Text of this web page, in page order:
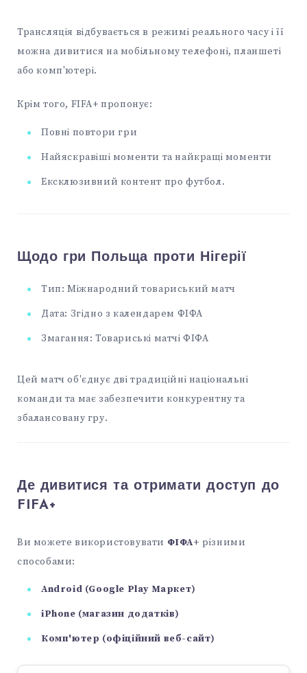
Трансляція відбувається в режимі реального часу і її
можна дивитися на мобільному телефоні, планшеті
або комп'ютері.
Крім того, FIFA+ пропонує:
Повні повтори гри
Найяскравіші моменти та найкращі моменти
Ексклюзивний контент про футбол.
Щодо гри Польща проти Нігерії
Тип: Міжнародний товариський матч
Дата: Згідно з календарем ФІФА
Змагання: Товариські матчі ФІФА
Цей матч об'єднує дві традиційні національні
команди та має забезпечити конкурентну та
збалансовану гру.
Де дивитися та отримати доступ до
FIFA+
Ви можете використовувати ФІФА+ різними
способами:
Android (Google Play Маркет)
iPhone (магазин додатків)
Комп'ютер (офіційний веб-сайт)